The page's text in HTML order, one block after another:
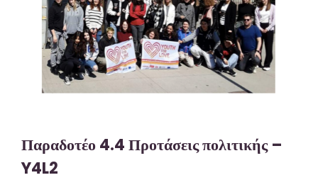
Παραδοτέο 4.4 Προτάσεις πολιτικής –
Y4L2